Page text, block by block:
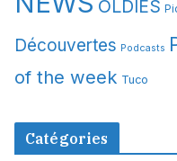
OLDIES
Découvertes Podcasts
of the week Tuco
Catégories